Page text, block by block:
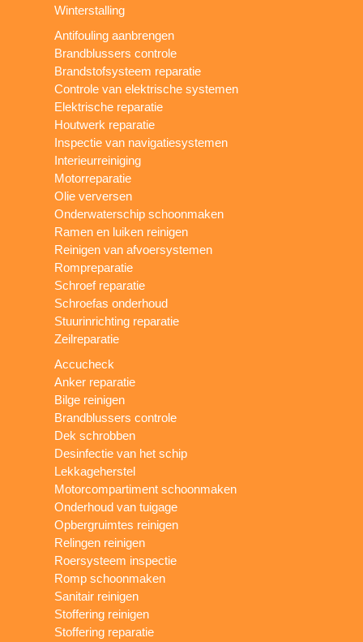
Winterstalling
Antifouling aanbrengen
Brandblussers controle
Brandstofsysteem reparatie
Controle van elektrische systemen
Elektrische reparatie
Houtwerk reparatie
Inspectie van navigatiesystemen
Interieurreiniging
Motorreparatie
Olie verversen
Onderwaterschip schoonmaken
Ramen en luiken reinigen
Reinigen van afvoersystemen
Rompreparatie
Schroef reparatie
Schroefas onderhoud
Stuurinrichting reparatie
Zeilreparatie
Accucheck
Anker reparatie
Bilge reinigen
Brandblussers controle
Dek schrobben
Desinfectie van het schip
Lekkageherstel
Motorcompartiment schoonmaken
Onderhoud van tuigage
Opbergruimtes reinigen
Relingen reinigen
Roersysteem inspectie
Romp schoonmaken
Sanitair reinigen
Stoffering reinigen
Stoffering reparatie